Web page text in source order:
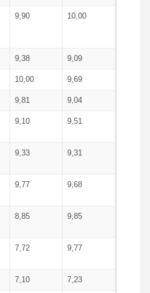
9,90 10,00
9,38 9,09
10,00 9,69
9,81 9,04
9,10 9,51
9,33 9,31
9,77 9,68
8,85 9,85
7,72 9,77
7,10 7,23